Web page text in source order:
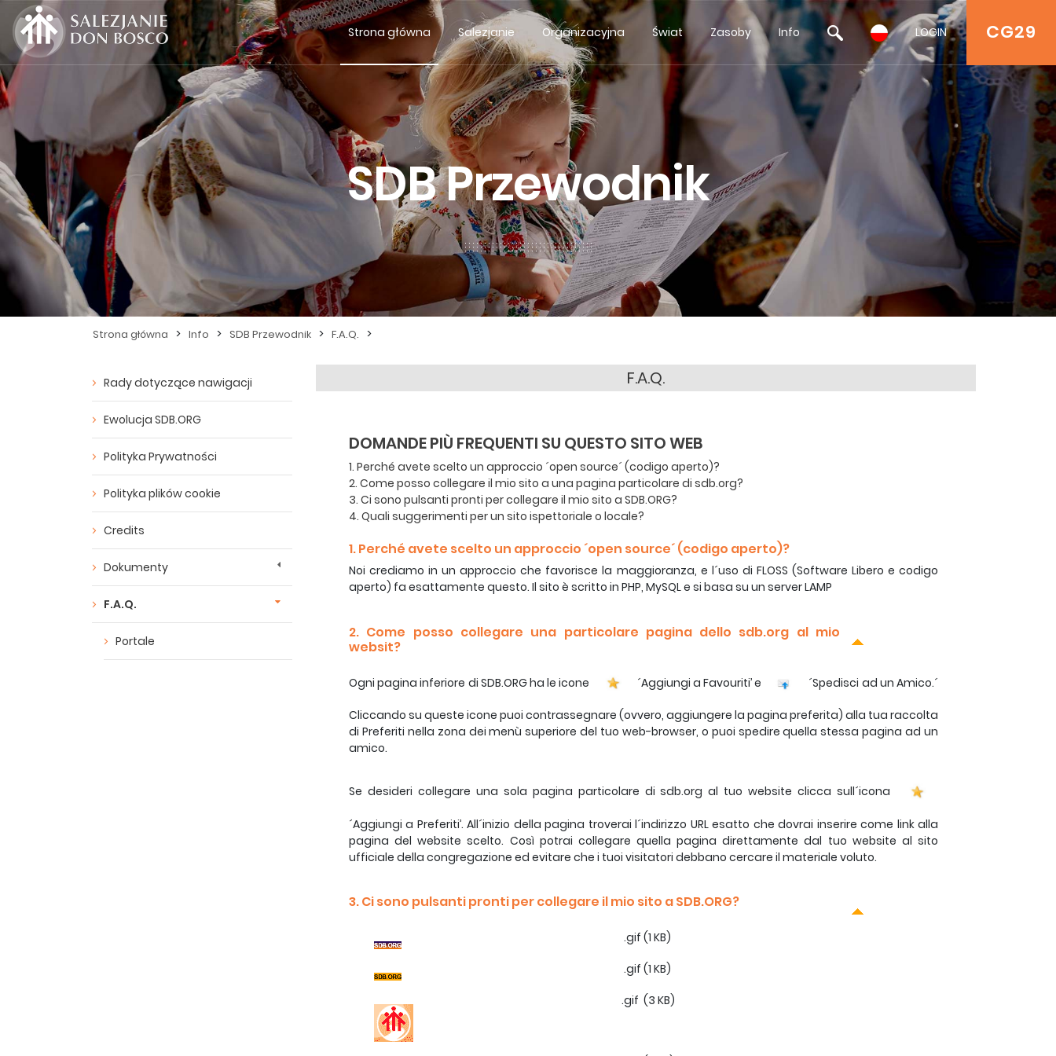
CG29
Strona główna Salezjanie Organizacyjna Świat Zasoby Info LOGIN
SDB Przewodnik
Strona główna > Info > SDB Przewodnik > F.A.Q. >
Rady dotyczące nawigacji
Ewolucja SDB.ORG
Polityka Prywatności
Polityka plików cookie
Credits
Dokumenty
F.A.Q.
Portale
F.A.Q.
DOMANDE PIÙ FREQUENTI SU QUESTO SITO WEB
1. Perché avete scelto un approccio ´open source´ (codigo aperto)?
2. Come posso collegare il mio sito a una pagina particolare di sdb.org?
3. Ci sono pulsanti pronti per collegare il mio sito a SDB.ORG?
4. Quali suggerimenti per un sito ispettoriale o locale?
1. Perché avete scelto un approccio ´open source´ (codigo aperto)?
Noi crediamo in un approccio che favorisce la maggioranza, e l´uso di FLOSS (Software Libero e codigo
aperto) fa esattamente questo. Il sito è scritto in PHP, MySQL e si basa su un server LAMP
2. Come posso collegare una particolare pagina dello sdb.org al mio
websit?
Ogni pagina inferiore di SDB.ORG ha le icone ´Aggiungi a Favouriti’ e ´Spedisci ad un Amico.´
Cliccando su queste icone puoi contrassegnare (ovvero, aggiungere la pagina preferita) alla tua raccolta
di Preferiti nella zona dei menù superiore del tuo web-browser, o puoi spedire quella stessa pagina ad un
amico.
Se desideri collegare una sola pagina particolare di sdb.org al tuo website clicca sull´icona
´Aggiungi a Preferiti’. All´inizio della pagina troverai l´indirizzo URL esatto che dovrai inserire come link alla
pagina del website scelto. Così potrai collegare quella pagina direttamente dal tuo website al sito
ufficiale della congregazione ed evitare che i tuoi visitatori debbano cercare il materiale voluto.
3. Ci sono pulsanti pronti per collegare il mio sito a SDB.ORG?
.gif (1 KB)
.gif (1 KB)
.gif (3 KB)